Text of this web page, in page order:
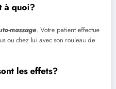
à quoi?
massage. Votre patient effectue
ou chez lui avec son rouleau de
les effets?